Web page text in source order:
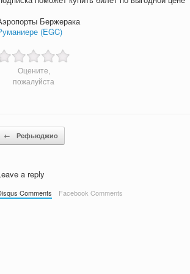
Бержерака
(EGC)
Оцените,
пожалуйста
navigation
← Рефьюджио
a reply
Comments Facebook Comments